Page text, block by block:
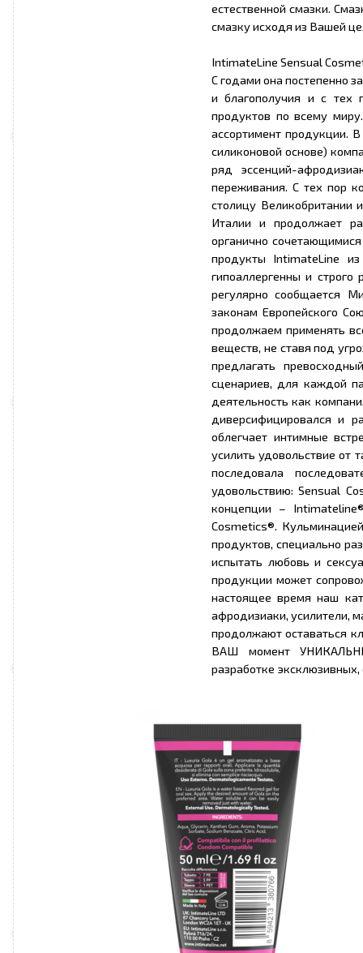
естественной смазки.
смазку исходя из Вашей
IntimateLine Sensual
С годами она постепенно
и благополучия и с тех
продуктов по всему
ассортимент продукции.
силиконовой основе)
ряд эссенций-
переживания. С тех пор
столицу Великобритании
Италии и продолжает
органично
продукты IntimateLine
гипоаллергенны и
регулярно сообщается
законам Европейского
продолжаем применять
веществ, не ставя под
предлагать
сценариев, для каждой
деятельность как
диверсифицировался и
облегчает интимные
усилить удовольствие от
последовала
удовольствию: Sensual
концепции –
Cosmetics®.
продуктов, специально
испытать любовь и
продукции может
настоящее время наш
афродизиаки, усилители,
продолжают оставаться
ВАШ момент
разработке